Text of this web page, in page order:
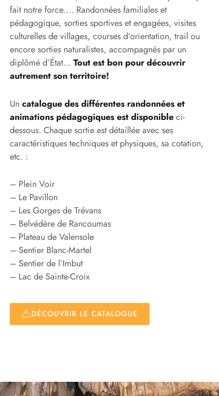
fait notre force…. Randonnées familiales et
pédagogique, sorties sportives et engagées, visites
culturelles de villages, courses d’orientation, trail ou
encore sorties naturalistes, accompagnés par un
diplômé d’État… Tout est bon pour découvrir
autrement son territoire!
Un catalogue des différentes randonnées et
animations pédagogiques est disponibleci-
dessous. Chaque sortie est détaillée avec ses
caractéristiques techniques et physiques, sa cotation,
etc. :
– Plein Voir
– Le Pavillon
– Les Gorges de Trévans
– Belvédère de Rancoumas
– Plateau de Valensole
– Sentier Blanc-Martel
– Sentier de l’Imbut
– Lac de Sainte-Croix
DÉCOUVRIR LE CATALOGUE